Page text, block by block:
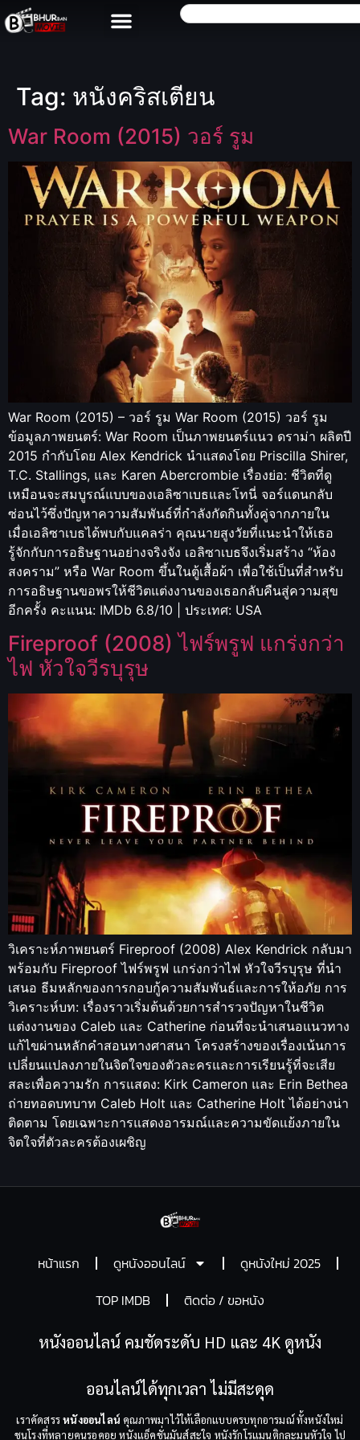
Tag: หนังคริสเตียน
War Room (2015) วอร์ รูม
War Room (2015) – วอร์ รูม War Room (2015) วอร์ รูม
ข้อมูลภาพยนตร์: War Room เป็นภาพยนตร์แนว ดราม่า ผลิตปี
2015 กำกับโดย Alex Kendrick นำแสดงโดย Priscilla Shirer,
T.C. Stallings, และ Karen Abercrombie เรื่องย่อ: ชีวิตที่ดู
เหมือนจะสมบูรณ์แบบของเอลิซาเบธและโทนี่ จอร์แดนกลับ
ซ่อนไว้ซึ่งปัญหาความสัมพันธ์ที่กำลังกัดกินทั้งคู่จากภายใน
เมื่อเอลิซาเบธได้พบกับแคลร่า คุณนายสูงวัยที่แนะนำให้เธอ
รู้จักกับการอธิษฐานอย่างจริงจัง เอลิซาเบธจึงเริ่มสร้าง “ห้อง
สงคราม” หรือ War Room ขึ้นในตู้เสื้อผ้า เพื่อใช้เป็นที่สำหรับ
การอธิษฐานขอพรให้ชีวิตแต่งงานของเธอกลับคืนสู่ความสุข
อีกครั้ง คะแนน: IMDb 6.8/10 | ประเทศ: USA
Fireproof (2008) ไฟร์พรูฟ แกร่งกว่า
ไฟ หัวใจวีรบุรุษ
วิเคราะห์ภาพยนตร์ Fireproof (2008) Alex Kendrick กลับมา
พร้อมกับ Fireproof ไฟร์พรูฟ แกร่งกว่าไฟ หัวใจวีรบุรุษ ที่นำ
เสนอ ธีมหลักของการกอบกู้ความสัมพันธ์และการให้อภัย การ
วิเคราะห์บท: เรื่องราวเริ่มต้นด้วยการสำรวจปัญหาในชีวิต
แต่งงานของ Caleb และ Catherine ก่อนที่จะนำเสนอแนวทาง
แก้ไขผ่านหลักคำสอนทางศาสนา โครงสร้างของเรื่องเน้นการ
เปลี่ยนแปลงภายในจิตใจของตัวละครและการเรียนรู้ที่จะเสีย
สละเพื่อความรัก การแสดง: Kirk Cameron และ Erin Bethea
ถ่ายทอดบทบาท Caleb Holt และ Catherine Holt ได้อย่างน่า
ติดตาม โดยเฉพาะการแสดงอารมณ์และความขัดแย้งภายใน
จิตใจที่ตัวละครต้องเผชิญ
หน้าแรก ดูหนังออนไลน์
ดูหนังใหม่ 2025
TOP IMDB
ติดต่อ / ขอหนัง
หนังออนไลน์ คมชัดระดับ HD และ 4K ดูหนัง
ออนไลน์ได้ทุกเวลา ไม่มีสะดุด
เราคัดสรรหนังออนไลน์ คุณภาพมาไว้ให้เลือกแบบครบทุกอารมณ์ ทั้งหนังใหม่
ชนโรงที่หลายคนรอคอย หนังแอ็คชั่นมันส์สะใจ หนังรักโรแมนติกละมุนหัวใจ ไป